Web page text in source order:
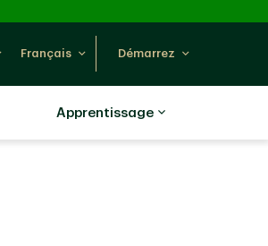
Français Démarrez
Apprentissage